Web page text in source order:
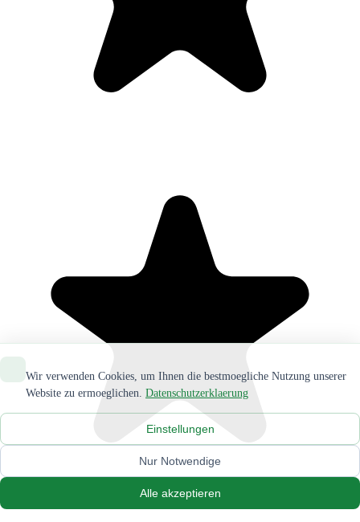
Wir verwenden Cookies, um Ihnen die bestmoegliche Nutzung unserer
Website zu ermoeglichen. Datenschutzerklaerung
Einstellungen
Nur Notwendige
Alle akzeptieren